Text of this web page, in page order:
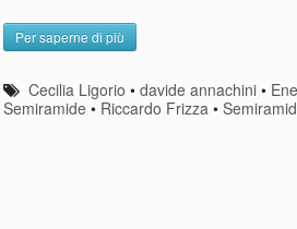
Per saperne di più
Cecilia Ligorio •davide annachini •
Semiramide • Riccardo Frizza •